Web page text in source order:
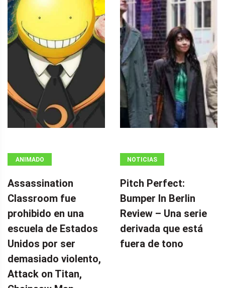
ANIMADO
Assassination
Classroom fue
prohibido en una
escuela de Estados
Unidos por ser
demasiado violento,
Attack on Titan,
NOTICIAS
Pitch Perfect:
Bumper In Berlin
Review – Una serie
derivada que está
fuera de tono